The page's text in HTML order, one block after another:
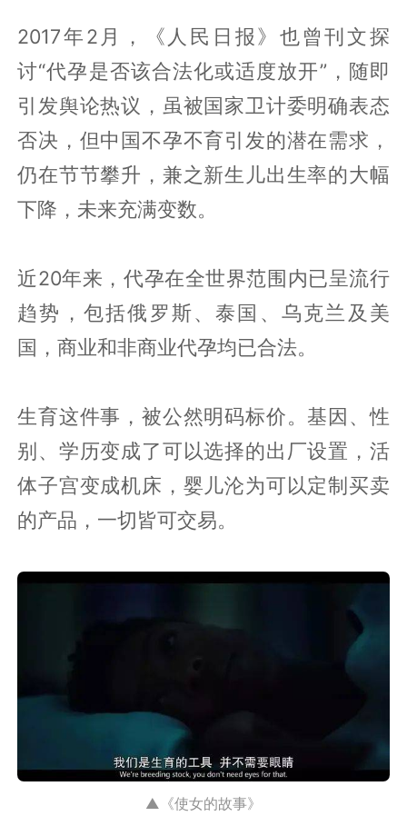
2017年2月，《人民日报》也曾刊文探
讨“代孕是否该合法化或适度放开”，随即
引发舆论热议，虽被国家卫计委明确表态
否决，但中国不孕不育引发的潜在需求，
仍在节节攀升，兼之新生儿出生率的大幅
下降，未来充满变数。
近20年来，代孕在全世界范围内已呈流行
趋势，包括俄罗斯、泰国、乌克兰及美
国，商业和非商业代孕均已合法。
生育这件事，被公然明码标价。基因、性
别、学历变成了可以选择的出厂设置，活
体子宫变成机床，婴儿沦为可以定制买卖
的产品，一切皆可交易。
▲《使女的故事》